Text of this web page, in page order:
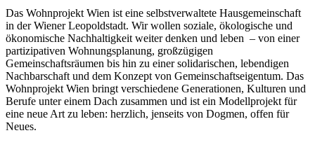
Das Wohnprojekt Wien ist eine selbstverwaltete Hausgemeinschaft
in der Wiener Leopoldstadt. Wir wollen soziale, ökologische und
ökonomische Nachhaltigkeit weiter denken und leben – von einer
partizipativen Wohnungsplanung, großzügigen
Gemeinschaftsräumen bis hin zu einer solidarischen, lebendigen
Nachbarschaft und dem Konzept von Gemeinschaftseigentum. Das
Wohnprojekt Wien bringt verschiedene Generationen, Kulturen und
Berufe unter einem Dach zusammen und ist ein Modellprojekt für
eine neue Art zu leben: herzlich, jenseits von Dogmen, offen für
Neues.